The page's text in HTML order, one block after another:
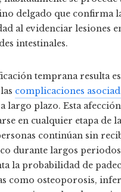
delgado que confirma
al evidenciar lesiones
intestinales.
temprana resulta
complicaciones
largo plazo. Esta
en cualquier etapa de
continúan sin
durante largos
la probabilidad de
como osteoporosis,